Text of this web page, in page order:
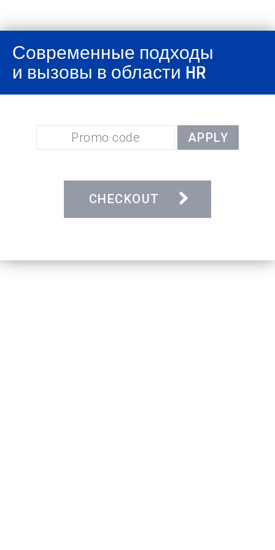
Современные подходы
и вызовы в области HR
APPLY
CHECKOUT